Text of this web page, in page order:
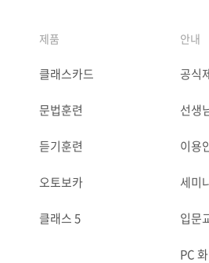
제품
클래스카드
문법훈련
듣기훈련
오토보카
클래스 5
안내
공식
선생
이용
세미
입문
PC